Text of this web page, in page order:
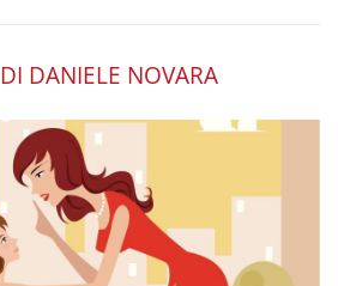
DI DANIELE NOVARA